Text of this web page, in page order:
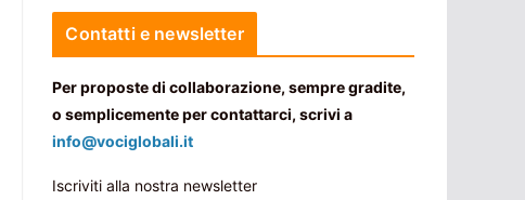
Contatti e newsletter
Per proposte di collaborazione, sempre gradite,
o semplicemente per contattarci, scrivi a
info@vociglobali.it
Iscriviti alla nostra newsletter